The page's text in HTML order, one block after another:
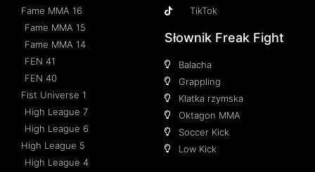
Fame MMA 16
Fame MMA 15
Fame MMA 14
FEN 41
FEN 40
Fist Universe 1
High League 7
High League 6
High League 5
High League 4
TikTok
Słownik Freak Fight
Balacha
Grappling
Klatka rzymska
Oktagon MMA
Soccer Kick
Low Kick